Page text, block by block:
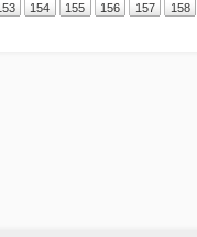
154 155 156 157 158